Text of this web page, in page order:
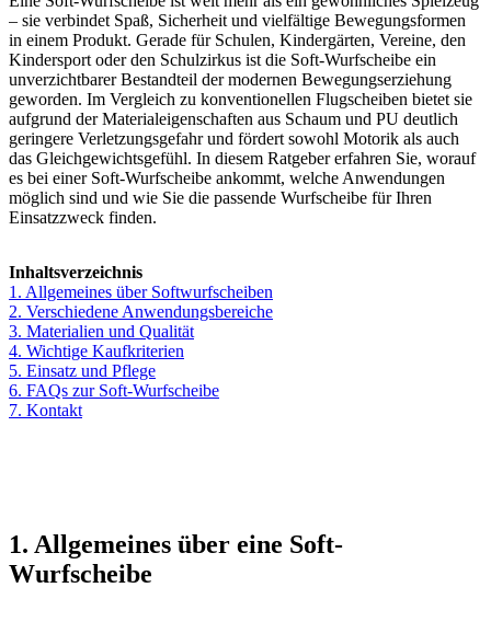
– sie verbindet Spaß, Sicherheit und vielfältige Bewegungsformen
in einem Produkt. Gerade für Schulen, Kindergärten, Vereine, den
Kindersport oder den Schulzirkus ist die Soft-Wurfscheibe ein
unverzichtbarer Bestandteil der modernen Bewegungserziehung
geworden. Im Vergleich zu konventionellen Flugscheiben bietet sie
aufgrund der Materialeigenschaften aus Schaum und PU deutlich
geringere Verletzungsgefahr und fördert sowohl Motorik als auch
das Gleichgewichtsgefühl. In diesem Ratgeber erfahren Sie, worauf
es bei einer Soft-Wurfscheibe ankommt, welche Anwendungen
möglich sind und wie Sie die passende Wurfscheibe für Ihren
Einsatzzweck finden.
Inhaltsverzeichnis
1. Allgemeines über Softwurfscheiben
2. Verschiedene Anwendungsbereiche
3. Materialien und Qualität
4. Wichtige Kaufkriterien
5. Einsatz und Pflege
6. FAQs zur Soft-Wurfscheibe
7. Kontakt
1. Allgemeines über eine Soft-
Wurfscheibe